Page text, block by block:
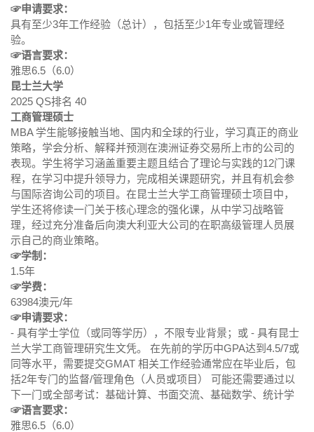
☞申请要求：
具有至少3年工作经验（总计），包括至少1年专业或管理经
验。
☞语言要求：
雅思6.5（6.0）
昆士兰大学
2025 QS排名 40
工商管理硕士
MBA 学生能够接触当地、国内和全球的行业，学习真正的商业
策略，学会分析、解释并预测在澳洲证券交易所上市的公司的
表现。学生将学习涵盖重要主题且结合了理论与实践的12门课
程，在学习中提升领导力，完成相关课题研究，并且有机会参
与国际咨询公司的项目。在昆士兰大学工商管理硕士项目中，
学生还将修读一门关于核心理念的强化课，从中学习战略管
理，经过充分准备后向澳大利亚大公司的在职高级管理人员展
示自己的商业策略。
☞学制：
1.5年
☞学费：
63984澳元/年
☞申请要求：
- 具有学士学位（或同等学历），不限专业背景；或 - 具有昆士
兰大学工商管理研究生文凭。 在先前的学历中GPA达到4.5/7或
同等水平，需要提交GMAT 相关工作经验通常应在毕业后，包
括2年专门的监督/管理角色（人员或项目） 可能还需要通过以
下一门或全部考试：基础计算、书面交流、基础数学、统计学
☞语言要求：
雅思6.5（6.0）